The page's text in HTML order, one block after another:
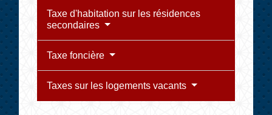
Taxe d'habitation sur les résidences
secondaires
Taxe foncière
Taxes sur les logements vacants